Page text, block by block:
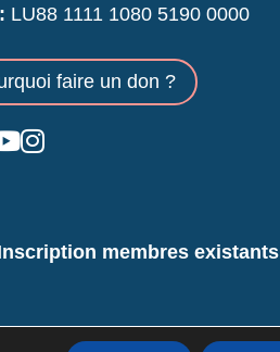
LU88 1111 1080 5190 0000
faire un don ?
membres existants